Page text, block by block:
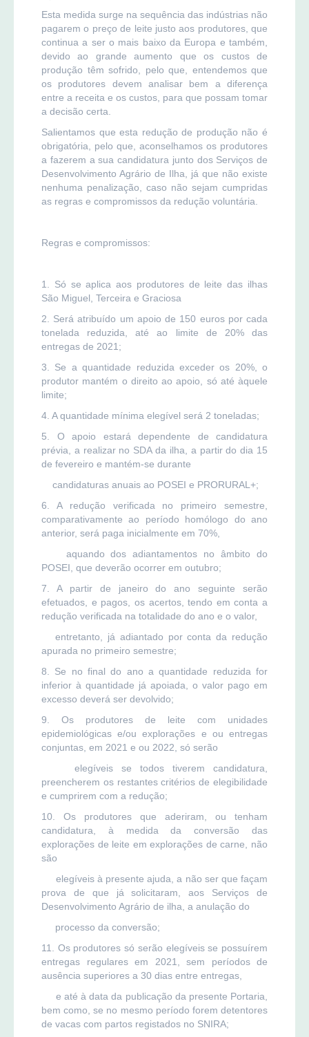
Esta medida surge na sequência das indústrias não
pagarem o preço de leite justo aos produtores, que
continua a ser o mais baixo da Europa e também,
devido ao grande aumento que os custos de
produção têm sofrido, pelo que, entendemos que
os produtores devem analisar bem a diferença
entre a receita e os custos, para que possam tomar
a decisão certa.
Salientamos que esta redução de produção não é
obrigatória, pelo que, aconselhamos os produtores
a fazerem a sua candidatura junto dos Serviços de
Desenvolvimento Agrário de Ilha, já que não existe
nenhuma penalização, caso não sejam cumpridas
as regras e compromissos da redução voluntária.
Regras e compromissos:
1. Só se aplica aos produtores de leite das ilhas
São Miguel, Terceira e Graciosa
2. Será atribuído um apoio de 150 euros por cada
tonelada reduzida, até ao limite de 20% das
entregas de 2021;
3. Se a quantidade reduzida exceder os 20%, o
produtor mantém o direito ao apoio, só até àquele
limite;
4. A quantidade mínima elegível será 2 toneladas;
5. O apoio estará dependente de candidatura
prévia, a realizar no SDA da ilha, a partir do dia 15
de fevereiro e mantém-se durante
candidaturas anuais ao POSEI e PRORURAL+;
6. A redução verificada no primeiro semestre,
comparativamente ao período homólogo do ano
anterior, será paga inicialmente em 70%,
aquando dos adiantamentos no âmbito do
POSEI, que deverão ocorrer em outubro;
7. A partir de janeiro do ano seguinte serão
efetuados, e pagos, os acertos, tendo em conta a
redução verificada na totalidade do ano e o valor,
entretanto, já adiantado por conta da redução
apurada no primeiro semestre;
8. Se no final do ano a quantidade reduzida for
inferior à quantidade já apoiada, o valor pago em
excesso deverá ser devolvido;
9. Os produtores de leite com unidades
epidemiológicas e/ou explorações e ou entregas
conjuntas, em 2021 e ou 2022, só serão
elegíveis se todos tiverem candidatura,
preencherem os restantes critérios de elegibilidade
e cumprirem com a redução;
10. Os produtores que aderiram, ou tenham
candidatura, à medida da conversão das
explorações de leite em explorações de carne, não
são
elegíveis à presente ajuda, a não ser que façam
prova de que já solicitaram, aos Serviços de
Desenvolvimento Agrário de ilha, a anulação do
processo da conversão;
11. Os produtores só serão elegíveis se possuírem
entregas regulares em 2021, sem períodos de
ausência superiores a 30 dias entre entregas,
e até à data da publicação da presente Portaria,
bem como, se no mesmo período forem detentores
de vacas com partos registados no SNIRA;